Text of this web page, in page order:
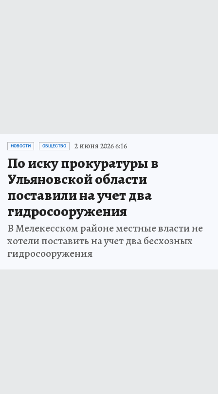
НОВОСТИ ОБЩЕСТВО 2 июня 2026 6:16
По иску прокуратуры в
Ульяновской области
поставили на учет два
гидросооружения
В Мелекесском районе местные власти не
хотели поставить на учет два бесхозных
гидросооружения